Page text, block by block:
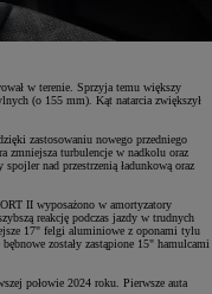
w terenie. Sprzyja temu większy
(o 155 mm). Kąt natarcia zwiększył
zastosowaniu nowego przedniego
zmniejsza turbulencje w nadkolu oraz
nad przestrzenią ładunkową oraz
II wyposażono w amortyzatory
reakcję podczas jazdy w trudnych
17" felgi aluminiowe z oponami tylu
zostały zastąpione 15" hamulcami
połowie 2024 roku. Pierwsze auta